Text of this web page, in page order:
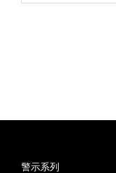
警示系列